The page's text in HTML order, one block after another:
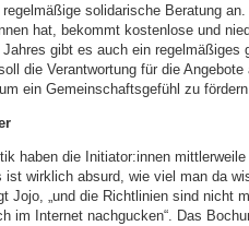
solidarische Beratung
hat, bekommt kostenlose und
gibt es auch ein regelmäßiges
die Verantwortung für die
ein Gemeinschaftsgefühl zu fördern.
haben die Initiator:innen
ist wirklich absurd, wie viel man da
Jojo, „und die Richtlinien sind nicht
im Internet nachgucken“. Das